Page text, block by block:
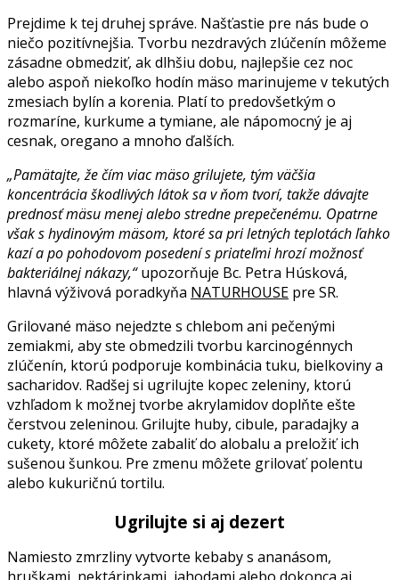
Prejdime k tej druhej správe. Našťastie pre nás bude o
niečo pozitívnejšia. Tvorbu nezdravých zlúčenín môžeme
zásadne obmedziť, ak dlhšiu dobu, najlepšie cez noc
alebo aspoň niekoľko hodín mäso marinujeme v tekutých
zmesiach bylín a korenia. Platí to predovšetkým o
rozmaríne, kurkume a tymiane, ale nápomocný je aj
cesnak, oregano a mnoho ďalších.
„Pamätajte, že čím viac mäso grilujete, tým väčšia
koncentrácia škodlivých látok sa v ňom tvorí, takže dávajte
prednosť mäsu menej alebo stredne prepečenému. Opatrne
však s hydinovým mäsom, ktoré sa pri letných teplotách ľahko
kazí a po pohodovom posedení s priateľmi hrozí možnosť
bakteriálnej nákazy,“upozorňuje Bc. Petra Húsková,
hlavná výživová poradkyňa NATURHOUSE pre SR.
Grilované mäso nejedzte s chlebom ani pečenými
zemiakmi, aby ste obmedzili tvorbu karcinogénnych
zlúčenín, ktorú podporuje kombinácia tuku, bielkoviny a
sacharidov. Radšej si ugrilujte kopec zeleniny, ktorú
vzhľadom k možnej tvorbe akrylamidov doplňte ešte
čerstvou zeleninou. Grilujte huby, cibule, paradajky a
cukety, ktoré môžete zabaliť do alobalu a preložiť ich
sušenou šunkou. Pre zmenu môžete grilovať polentu
alebo kukuričnú tortilu.
Ugrilujte si aj dezert
Namiesto zmrzliny vytvorte kebaby s ananásom,